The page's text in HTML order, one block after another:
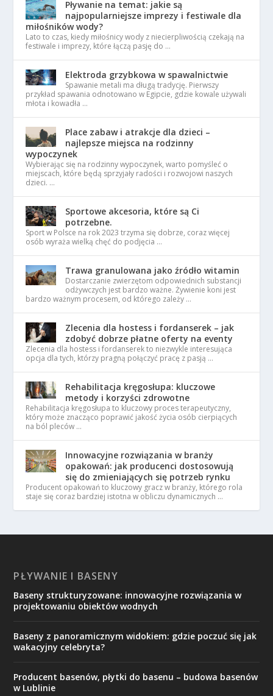
Pływanie na temat: jakie są
najpopularniejsze imprezy i festiwale dla
miłośników wody?
Lato to czas, kiedy miłośnicy wody z niecierpliwością czekają na
festiwale i imprezy, które łączą pasję do …
Elektroda grzybkowa w spawalnictwie
Spawanie metali ma długą tradycję. Pierwszy
przykład spawania odnotowano w Egipcie, gdzie kowale używali
młota i kowadła …
Place zabaw i atrakcje dla dzieci –
najlepsze miejsca na rodzinny
wypoczynek
Wybierając się na rodzinny wypoczynek, warto pomyśleć o
miejscach, które będą sprzyjały radości i rozwojowi naszych
dzieci. …
Sportowe akcesoria, które są Ci
potrzebne.
Sport w Polsce na rok 2023 trzyma się dobrze, coraz więcej
osób wyraża wielką chęć do podjęcia …
Trawa granulowana jako źródło witamin
Dostarczanie zwierzętom odpowiednich substancji
odżywczych jest bardzo ważne. Żywienie koni jest
bardzo ważnym procesem, od którego zależy …
Zlecenia dla hostess i fordanserek – jak
zdobyć dobrze płatne oferty na eventy
Zlecenia dla hostess i fordanserek to niezwykle interesująca
opcja dla tych, którzy pragną połączyć pracę z pasją …
Rehabilitacja kręgosłupa: kluczowe
metody i korzyści zdrowotne
Rehabilitacja kręgosłupa to kluczowy proces terapeutyczny,
który może znacząco poprawić jakość życia osób cierpiących
na ból pleców …
Innowacyjne rozwiązania w branży
opakowań: jak producenci dostosowują
się do zmieniających się potrzeb rynku
Producent opakowań to kluczowy gracz w branży, którego rola
staje się coraz bardziej istotna w obliczu dynamicznych …
PŁYWANIE I BASENY
Baseny strukturyzowane: innowacyjne rozwiązania w
projektowaniu obiektów wodnych
Baseny z panoramicznym widokiem: gdzie poczuć się jak
wakacyjny celebryta?
Producent basenów, płytki do basenu – budowa basenów
w Lublinie